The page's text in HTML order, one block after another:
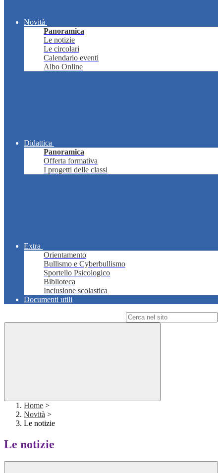
Novità
Panoramica
Le notizie
Le circolari
Calendario eventi
Albo Online
Didattica
Panoramica
Offerta formativa
I progetti delle classi
Extra
Orientamento
Bullismo e Cyberbullismo
Sportello Psicologico
Biblioteca
Inclusione scolastica
Documenti utili
Home >
Novità >
Le notizie
Le notizie